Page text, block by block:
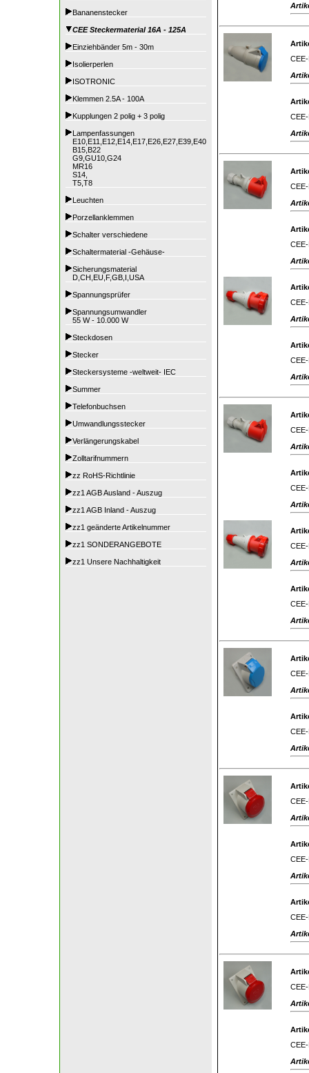
Bananenstecker
CEE Steckermaterial 16A - 125A
Einziehbänder 5m - 30m
Isolierperlen
ISOTRONIC
Klemmen 2.5A - 100A
Kupplungen 2 polig + 3 polig
Lampenfassungen
E10,E11,E12,E14,E17,E26,E27,E39,E40
B15,B22
G9,GU10,G24
MR16
S14,
T5,T8
Leuchten
Porzellanklemmen
Schalter verschiedene
Schaltermaterial -Gehäuse-
Sicherungsmaterial
D,CH,EU,F,GB,I,USA
Spannungsprüfer
Spannungsumwandler
55 W - 10.000 W
Steckdosen
Stecker
Steckersysteme -weltweit- IEC
Summer
Telefonbuchsen
Umwandlungsstecker
Verlängerungskabel
Zolltarifnummern
zz RoHS-Richtlinie
zz1 AGB Ausland - Auszug
zz1 AGB Inland - Auszug
zz1 geänderte Artikelnummer
zz1 SONDERANGEBOTE
zz1 Unsere Nachhaltigkeit